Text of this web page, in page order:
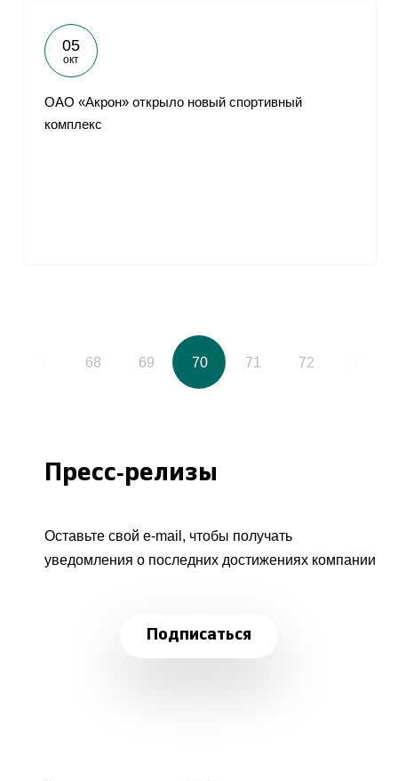
05
окт
ОАО «Акрон» открыло новый спортивный
комплекс
68 69 70 71 72
Пресс-релизы
Оставьте свой e-mail, чтобы получать
уведомления о последних достижениях компании
Подписаться